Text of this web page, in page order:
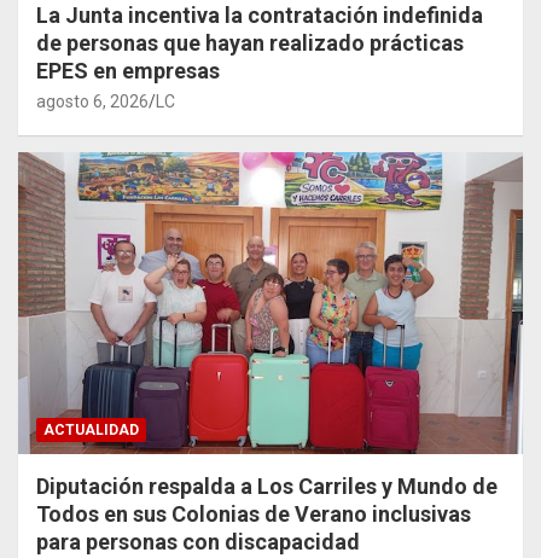
La Junta incentiva la contratación indefinida
de personas que hayan realizado prácticas
EPES en empresas
agosto 6, 2026 LC
ACTUALIDAD
Diputación respalda a Los Carriles y Mundo de
Todos en sus Colonias de Verano inclusivas
para personas con discapacidad